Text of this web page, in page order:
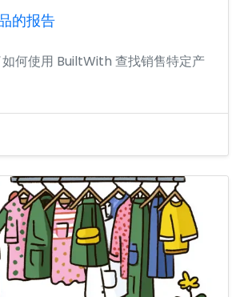
的报告
何使用 BuiltWith 查找销售特定产